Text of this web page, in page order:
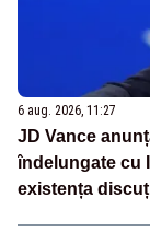
6 aug. 2026, 11:27
JD Vance
îndelungate cu
existența